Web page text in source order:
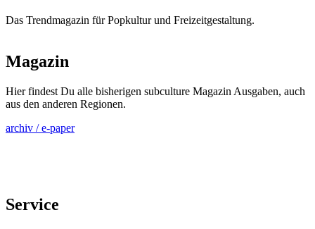
Das Trendmagazin für Popkultur und Freizeitgestaltung.
Magazin
Hier findest Du alle bisherigen subculture Magazin Ausgaben, auch
aus den anderen Regionen.
archiv / e-paper
Service